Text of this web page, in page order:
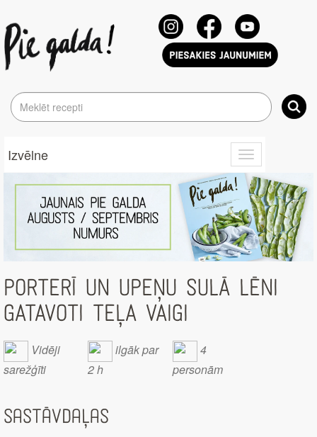
Toggle
navigation
Izvēlne
PORTERĪ UN UPEŅU SULĀ LĒNI
GATAVOTI TEĻA VAIGI
Vidēji
sarežģīti
ilgāk par
2 h
4
personām
Sastāvdaļas